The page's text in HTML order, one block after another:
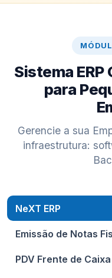
Sistema
para
Gerencie a sua
infraestrutura:
NeXT ERP
Emissão de Notas
PDV Frente de Caixa